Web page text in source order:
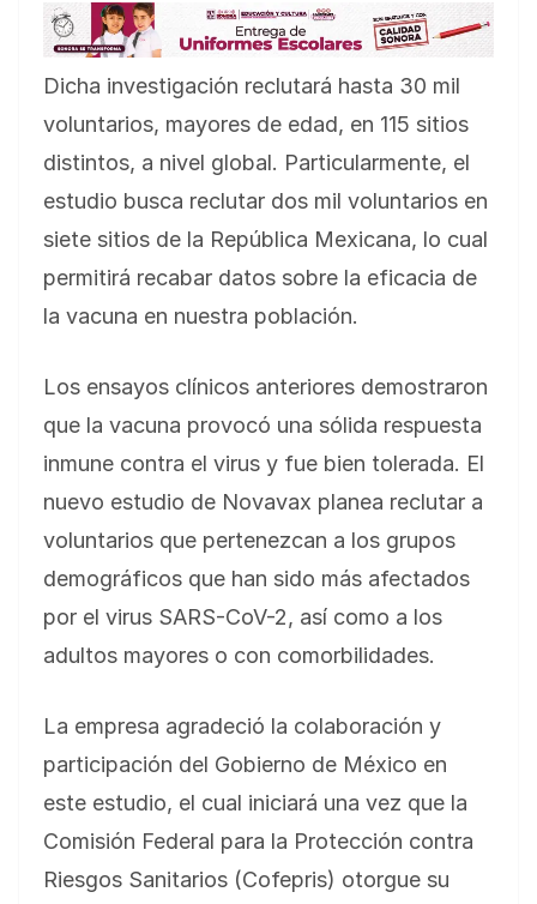
Dicha investigación reclutará hasta 30 mil
voluntarios, mayores de edad, en 115 sitios
distintos, a nivel global. Particularmente, el
estudio busca reclutar dos mil voluntarios en
siete sitios de la República Mexicana, lo cual
permitirá recabar datos sobre la eficacia de
la vacuna en nuestra población.
Los ensayos clínicos anteriores demostraron
que la vacuna provocó una sólida respuesta
inmune contra el virus y fue bien tolerada. El
nuevo estudio de Novavax planea reclutar a
voluntarios que pertenezcan a los grupos
demográficos que han sido más afectados
por el virus SARS-CoV-2, así como a los
adultos mayores o con comorbilidades.
La empresa agradeció la colaboración y
participación del Gobierno de México en
este estudio, el cual iniciará una vez que la
Comisión Federal para la Protección contra
Riesgos Sanitarios (Cofepris) otorgue su